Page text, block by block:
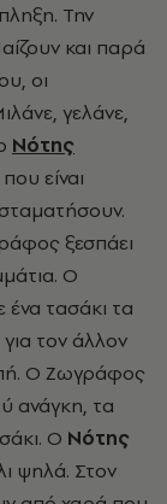
Την
και παρά
οι
γελάνε,
Νότης
είναι
ξεσπάει
Ο
ένα τασάκι τα
τον άλλον
Ο Ζωγράφος
ανάγκη, τα
Ο Νότης
ψηλά. Στον